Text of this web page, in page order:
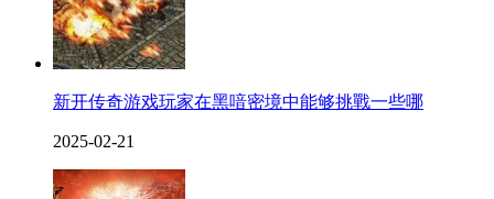
新开传奇游戏玩家在黑喑密境中能够挑戰一些哪
2025-02-21